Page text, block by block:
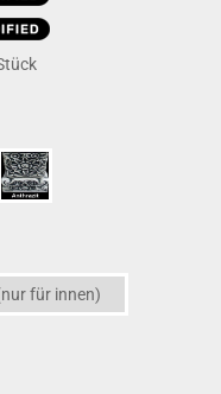
für innen)